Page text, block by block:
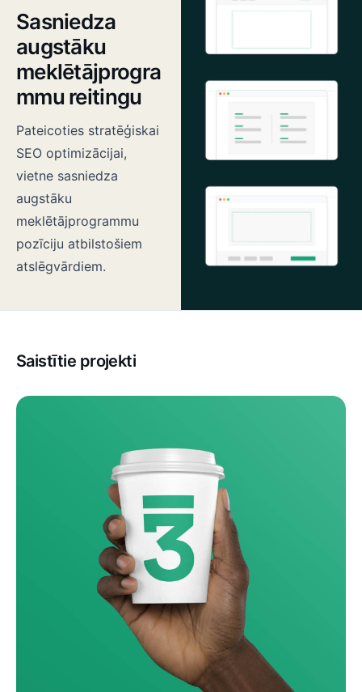
Sasniedza
augstāku
meklētājprogra
mmu reitingu
Pateicoties stratēģiskai
SEO optimizācijai,
vietne sasniedza
augstāku
meklētājprogrammu
pozīciju atbilstošiem
atslēgvārdiem.
Saistītie projekti